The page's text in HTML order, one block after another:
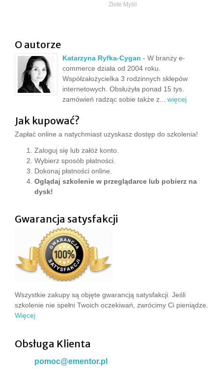
Złote Myśli
O autorze
Katarzyna Ryfka-Cygan - W branży e-
commerce działa od 2004 roku.
Współzałożycielka 3 rodzinnych sklepów
internetowych. Obsłużyła ponad 15 tys.
zamówień radząc sobie także z... więcej
Jak kupować?
Zapłać online a natychmiast uzyskasz dostęp do szkolenia!
Zaloguj się lub załóż konto.
Wybierz sposób płatności.
Dokonaj płatności online.
Oglądaj szkolenie w przeglądarce lub pobierz na
dysk!
Gwarancja satysfakcji
Wszystkie zakupy są objęte gwarancją satysfakcji. Jeśli
szkolenie nie spełni Twoich oczekiwań, zwrócimy Ci pieniądze.
Więcej
Obsługa Klienta
pomoc@ementor.pl